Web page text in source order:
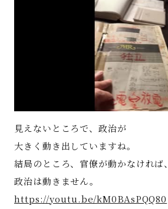
Godo AIAとは
特定商取引法に基づく表記
見えないところで、政治が
大きく動き出していますね。
結局のところ、官僚が動かなければ、
政治は動きません。
https://youtu.be/kM0BAsPQQ80